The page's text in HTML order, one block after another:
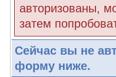
авторизованы,
затем
Сейчас вы не
форму ниже.